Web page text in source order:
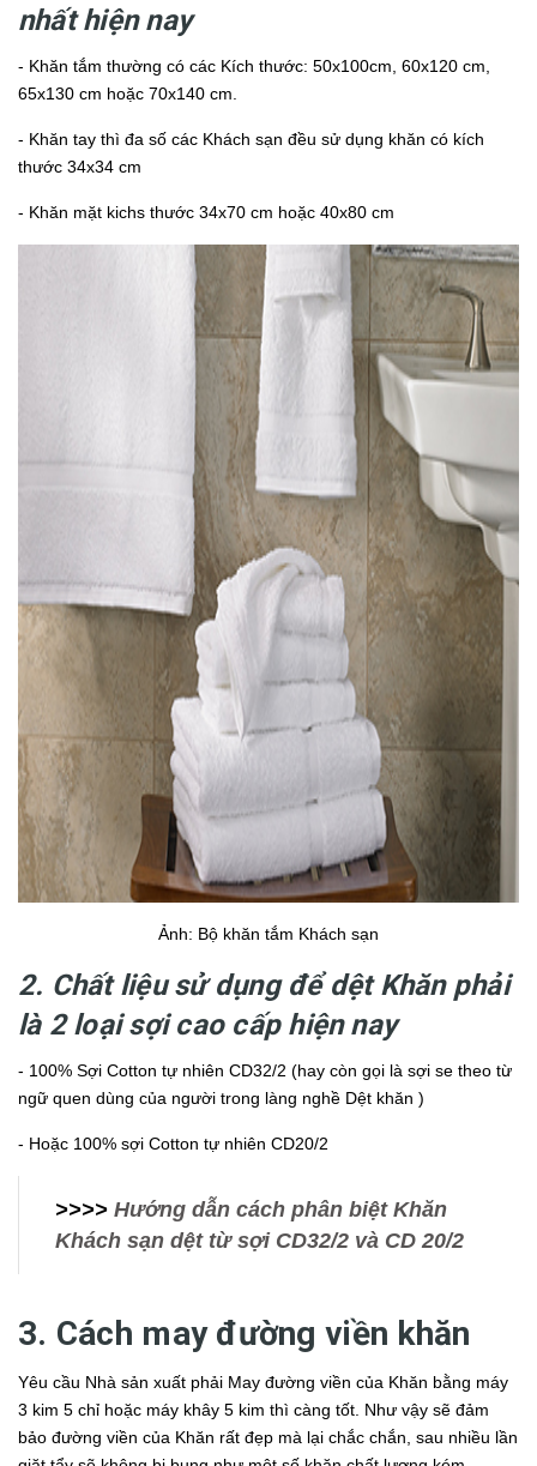
nhất hiện nay
- Khăn tắm thường có các Kích thước: 50x100cm, 60x120 cm,
65x130 cm hoặc 70x140 cm.
- Khăn tay thì đa số các Khách sạn đều sử dụng khăn có kích
thước 34x34 cm
- Khăn mặt kichs thước 34x70 cm hoặc 40x80 cm
Ảnh: Bộ khăn tắm Khách sạn
2. Chất liệu sử dụng để dệt Khăn phải
là 2 loại sợi cao cấp hiện nay
- 100% Sợi Cotton tự nhiên CD32/2 (hay còn gọi là sợi se theo từ
ngữ quen dùng của người trong làng nghề Dệt khăn )
- Hoặc 100% sợi Cotton tự nhiên CD20/2
>>>> Hướng dẫn cách phân biệt Khăn
Khách sạn dệt từ sợi CD32/2 và CD 20/2
3. Cách may đường viền khăn
Yêu cầu Nhà sản xuất phải May đường viền của Khăn bằng máy
3 kim 5 chỉ hoặc máy khây 5 kim thì càng tốt. Như vậy sẽ đảm
bảo đường viền của Khăn rất đẹp mà lại chắc chắn, sau nhiều lần